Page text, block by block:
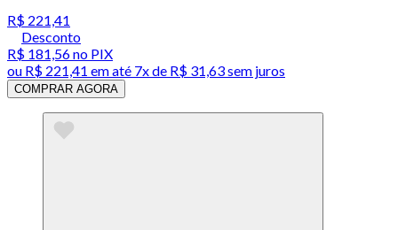
R$ 221,41
Desconto
R$ 181,56no PIX
ou R$ 221,41 em até 7x de R$ 31,63 sem juros
COMPRAR AGORA